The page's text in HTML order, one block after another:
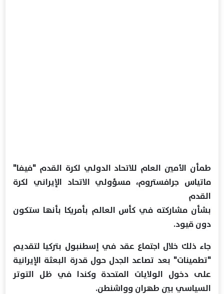
طمأن الأمين العام للاتحاد الدولي لكرة القدم "فيفا"
ماتياس جرافستروم، مسؤولي الاتحاد الإيراني لكرة
القدم
بشأن مشاركته في كأس العالم بأمريكا بأنها ستكون
دون قيود.
جاء ذلك خلال اجتماع عقد في إسطنبول بتركيا لتقديم
"تطمينات" بعد تصاعد الجدل حول قدرة البعثة الإيرانية
على دخول الولايات المتحدة وكندا في ظل التوتر
السياسي بين طهران وواشنطن.